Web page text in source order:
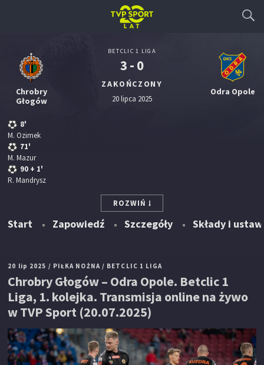
Chrobry
Głogów
8'
M. Ozimek
71'
M. Mazur
90 + 1'
R. Mandrysz
BETCLIC 1 LIGA
3 - 0
ZAKOŃCZONY
20 lipca 2025
Odra Opole
ROZWIŃ
Start Zapowiedź Szczegóły Składy i
20 lip 2025 / PIŁKA NOŻNA/ BETCLIC 1 LIGA
Chrobry Głogów – Odra Opole. Betclic 1
Liga, 1. kolejka. Transmisja online na żywo
w TVP Sport (20.07.2025)